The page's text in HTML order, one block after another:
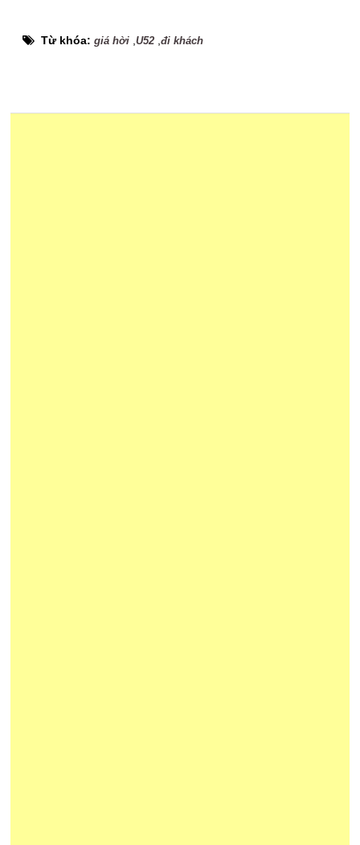
Từ khóa:giá hời ,U52 ,đi khách